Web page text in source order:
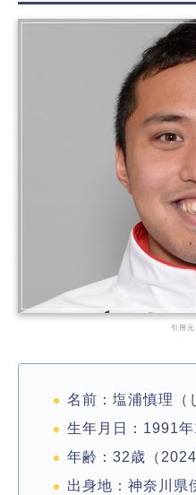
引用
名前：塩浦慎理（
生年月日：1991年
年齢：32歳（2024
出身地：神奈川県